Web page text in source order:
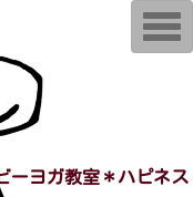
ーヨガ教室＊ハピネス
T
o
g
i
g